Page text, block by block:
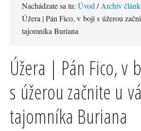
Nachádzate sa tu: Úvod /Archív
Úžera | Pán Fico, v boji s úžerou
tajomníka Buriana
Úžera | Pán Fico, v
s úžerou začnite u
tajomníka Buriana